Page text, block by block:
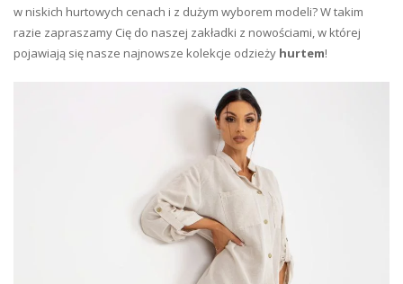
w niskich hurtowych cenach i z dużym wyborem modeli? W takim
razie zapraszamy Cię do naszej zakładki z nowościami, w której
pojawiają się nasze najnowsze kolekcje odzieży hurtem!